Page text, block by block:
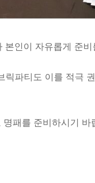
인이 자유롭게 준
릭파티도 이를 적극
패를 준비하시기 바